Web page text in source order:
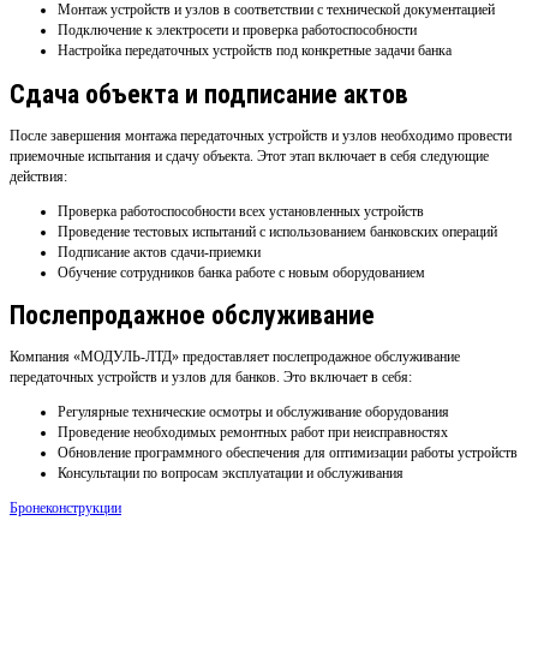
Монтаж устройств и узлов в соответствии с технической документацией
Подключение к электросети и проверка работоспособности
Настройка передаточных устройств под конкретные задачи банка
Сдача объекта и подписание актов
После завершения монтажа передаточных устройств и узлов необходимо провести
приемочные испытания и сдачу объекта. Этот этап включает в себя следующие
действия:
Проверка работоспособности всех установленных устройств
Проведение тестовых испытаний с использованием банковских операций
Подписание актов сдачи-приемки
Обучение сотрудников банка работе с новым оборудованием
Послепродажное обслуживание
Компания «МОДУЛЬ-ЛТД» предоставляет послепродажное обслуживание
передаточных устройств и узлов для банков. Это включает в себя:
Регулярные технические осмотры и обслуживание оборудования
Проведение необходимых ремонтных работ при неисправностях
Обновление программного обеспечения для оптимизации работы устройств
Консультации по вопросам эксплуатации и обслуживания
Бронеконструкции